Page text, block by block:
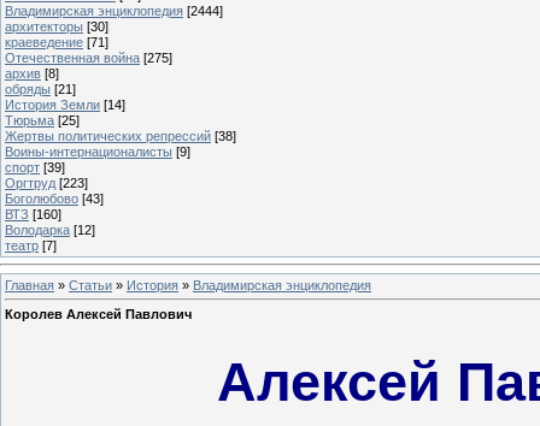
Владимирская энциклопедия [2444]
архитекторы [30]
краеведение [71]
Отечественная война [275]
архив [8]
обряды [21]
История Земли [14]
Тюрьма [25]
Жертвы политических репрессий [38]
Воины-интернационалисты [9]
спорт [39]
Оргтруд [223]
Боголюбово [43]
ВТЗ [160]
Володарка [12]
театр [7]
Главная » Статьи » История » Владимирская энциклопедия
Королев Алексей Павлович
Алексей